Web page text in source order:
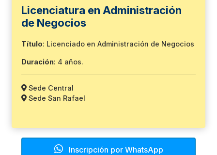
Licenciatura en Administración
de Negocios
Título: Licenciado en Administración de Negocios
Duración: 4 años.
Sede Central
Sede San Rafael
Inscripción por WhatsApp